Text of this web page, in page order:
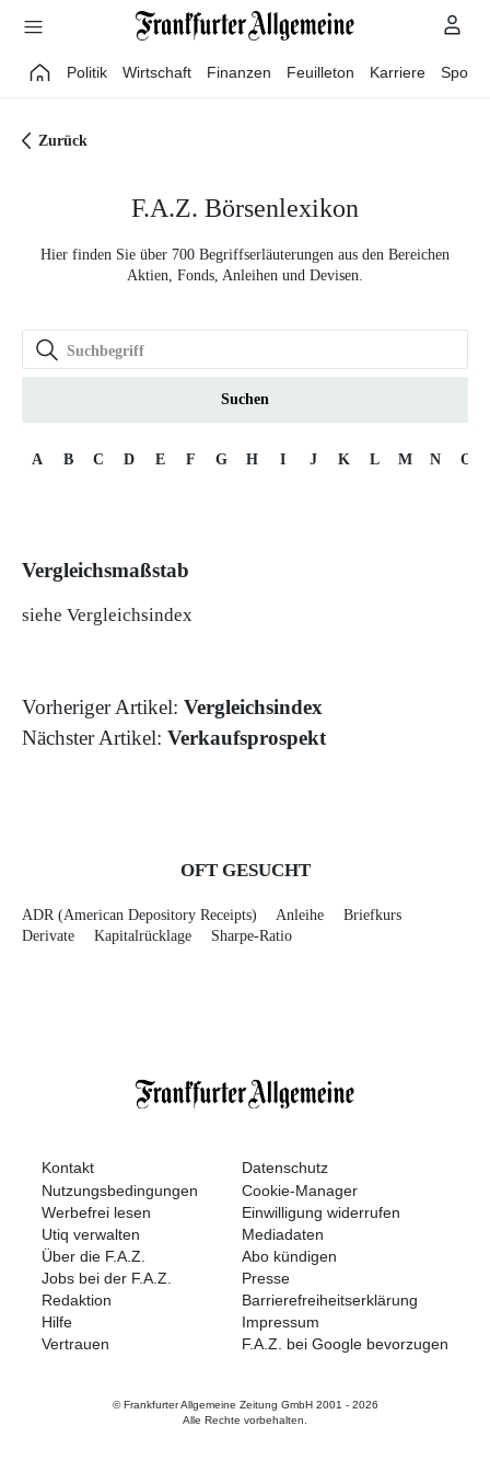
Direkt zum Hauptinhalt
Politik Wirtschaft Finanzen Feuilleton Karriere Sport
Zurück
F.A.Z. Börsenlexikon
Hier finden Sie über 700 Begriffserläuterungen aus den Bereichen
Aktien, Fonds, Anleihen und Devisen.
Suchen
A B C D E F G H I J K L M N O
Vergleichsmaßstab
siehe Vergleichsindex
Vorheriger Artikel: Vergleichsindex
Nächster Artikel: Verkaufsprospekt
OFT GESUCHT
ADR (American Depository Receipts) Anleihe
Briefkurs
Derivate
Kapitalrücklage Sharpe-Ratio
Kontakt
Datenschutz
Nutzungsbedingungen
Cookie-Manager
Werbefrei lesen
Einwilligung widerrufen
Utiq verwalten
Mediadaten
Über die F.A.Z.
Abo kündigen
Jobs bei der F.A.Z.
Presse
Redaktion
Barrierefreiheitserklärung
Hilfe
Impressum
Vertrauen
F.A.Z. bei Google bevorzugen
© Frankfurter Allgemeine Zeitung GmbH 2001 - 2026
Alle Rechte vorbehalten.